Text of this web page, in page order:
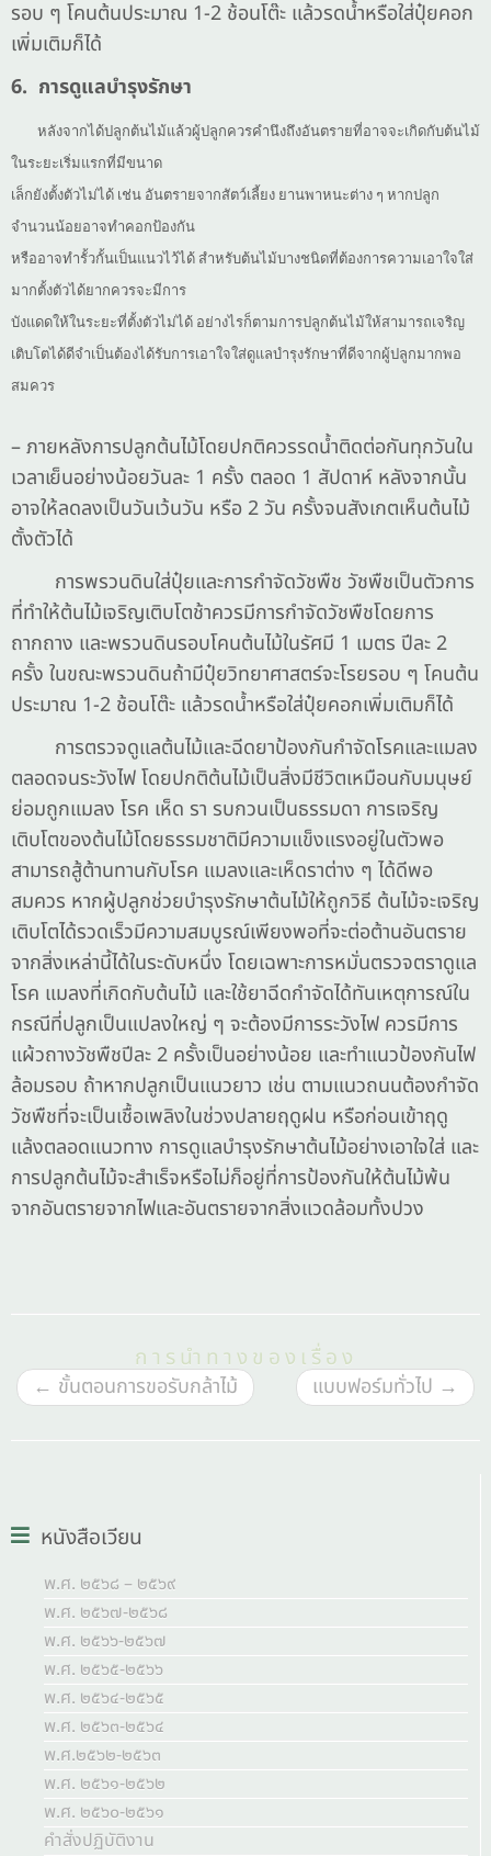
รอบ ๆ โคนต้นประมาณ 1-2 ช้อนโต๊ะ แล้วรดน้ำหรือใส่ปุ๋ยคอก
เพิ่มเติมก็ได้
6. การดูแลบำรุงรักษา
หลังจากได้ปลูกต้นไม้แล้วผู้ปลูกควรคำนึงถึงอันตรายที่อาจจะเกิดกับต้นไม้
ในระยะเริ่มแรกที่มีขนาด
เล็กยังตั้งตัวไม่ได้ เช่น อันตรายจากสัตว์เลี้ยง ยานพาหนะต่าง ๆ หากปลูก
จำนวนน้อยอาจทำคอกป้องกัน
หรืออาจทำรั้วกั้นเป็นแนวไว้ได้ สำหรับต้นไม้บางชนิดที่ต้องการความเอาใจใส่
มากตั้งตัวได้ยากควรจะมีการ
บังแดดให้ในระยะที่ตั้งตัวไม่ได้ อย่างไรก็ตามการปลูกต้นไม้ให้สามารถเจริญ
เติบโตได้ดีจำเป็นต้องได้รับการเอาใจใส่ดูแลบำรุงรักษาที่ดีจากผู้ปลูกมากพอ
สมควร
– ภายหลังการปลูกต้นไม้โดยปกติควรรดน้ำติดต่อกันทุกวันใน
เวลาเย็นอย่างน้อยวันละ 1 ครั้ง ตลอด 1 สัปดาห์ หลังจากนั้น
อาจให้ลดลงเป็นวันเว้นวัน หรือ 2 วัน ครั้งจนสังเกตเห็นต้นไม้
ตั้งตัวได้
การพรวนดินใส่ปุ๋ยและการกำจัดวัชพืช วัชพืชเป็นตัวการ
ที่ทำให้ต้นไม้เจริญเติบโตช้าควรมีการกำจัดวัชพืชโดยการ
ถากถาง และพรวนดินรอบโคนต้นไม้ในรัศมี 1 เมตร ปีละ 2
ครั้ง ในขณะพรวนดินถ้ามีปุ๋ยวิทยาศาสตร์จะโรยรอบ ๆ โคนต้น
ประมาณ 1-2 ช้อนโต๊ะ แล้วรดน้ำหรือใส่ปุ๋ยคอกเพิ่มเติมก็ได้
การตรวจดูแลต้นไม้และฉีดยาป้องกันกำจัดโรคและแมลง
ตลอดจนระวังไฟ โดยปกติต้นไม้เป็นสิ่งมีชีวิตเหมือนกับมนุษย์
ย่อมถูกแมลง โรค เห็ด รา รบกวนเป็นธรรมดา การเจริญ
เติบโตของต้นไม้โดยธรรมชาติมีความแข็งแรงอยู่ในตัวพอ
สามารถสู้ต้านทานกับโรค แมลงและเห็ดราต่าง ๆ ได้ดีพอ
สมควร หากผู้ปลูกช่วยบำรุงรักษาต้นไม้ให้ถูกวิธี ต้นไม้จะเจริญ
เติบโตได้รวดเร็วมีความสมบูรณ์เพียงพอที่จะต่อต้านอันตราย
จากสิ่งเหล่านี้ได้ในระดับหนึ่ง โดยเฉพาะการหมั่นตรวจตราดูแล
โรค แมลงที่เกิดกับต้นไม้ และใช้ยาฉีดกำจัดได้ทันเหตุการณ์ใน
กรณีที่ปลูกเป็นแปลงใหญ่ ๆ จะต้องมีการระวังไฟ ควรมีการ
แผ้วถางวัชพืชปีละ 2 ครั้งเป็นอย่างน้อย และทำแนวป้องกันไฟ
ล้อมรอบ ถ้าหากปลูกเป็นแนวยาว เช่น ตามแนวถนนต้องกำจัด
วัชพืชที่จะเป็นเชื้อเพลิงในช่วงปลายฤดูฝน หรือก่อนเข้าฤดู
แล้งตลอดแนวทาง การดูแลบำรุงรักษาต้นไม้อย่างเอาใจใส่ และ
การปลูกต้นไม้จะสำเร็จหรือไม่ก็อยู่ที่การป้องกันให้ต้นไม้พ้น
จากอันตรายจากไฟและอันตรายจากสิ่งแวดล้อมทั้งปวง
การนำทางของเรื่อง
← ขั้นตอนการขอรับกล้าไม้ แบบฟอร์มทั่วไป →
หนังสือเวียน
พ.ศ. ๒๕๖๘ – ๒๕๖๙
พ.ศ. ๒๕๖๗-๒๕๖๘
พ.ศ. ๒๕๖๖-๒๕๖๗
พ.ศ. ๒๕๖๕-๒๕๖๖
พ.ศ. ๒๕๖๔-๒๕๖๕
พ.ศ. ๒๕๖๓-๒๕๖๔
พ.ศ.๒๕๖๒-๒๕๖๓
พ.ศ. ๒๕๖๑-๒๕๖๒
พ.ศ. ๒๕๖๐-๒๕๖๑
คำสั่งปฏิบัติงาน